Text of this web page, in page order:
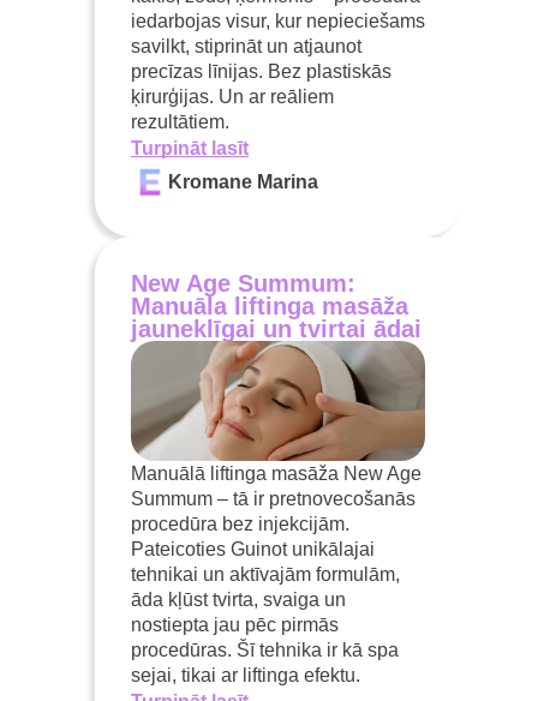
iedarbojas visur, kur nepieciešams
savilkt, stiprināt un atjaunot
precīzas līnijas. Bez plastiskās
ķirurģijas. Un ar reāliem
rezultātiem.
Turpināt lasīt
Kromane Marina
New Age Summum:
Manuāla liftinga masāža
jauneklīgai un tvirtai ādai
Manuālā liftinga masāža New Age
Summum – tā ir pretnovecošanās
procedūra bez injekcijām.
Pateicoties Guinot unikālajai
tehnikai un aktīvajām formulām,
āda kļūst tvirta, svaiga un
nostiepta jau pēc pirmās
procedūras. Šī tehnika ir kā spa
sejai, tikai ar liftinga efektu.